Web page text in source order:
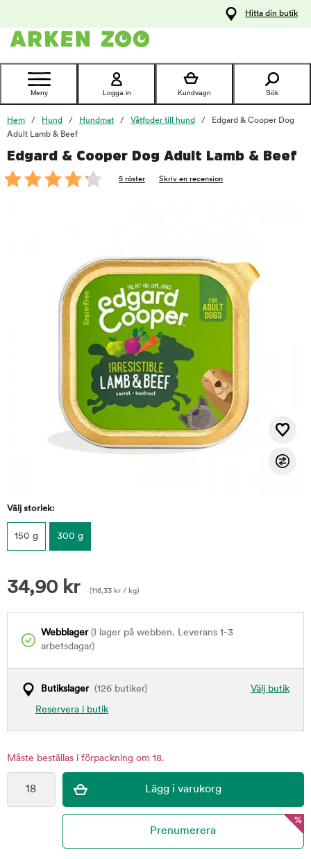
Kontakta
Hitta din butik
Meny Logga in Kundvagn Sök
Hem Hund Hundmat Våtfoder till hund
Edgard & Cooper Dog
Adult Lamb & Beef
Edgard & Cooper Dog Adult Lamb & Beef
5 röster Skriv en recension
Välj storlek:
150 g 300 g
34,90 kr (116,33 kr / kg)
Webblager(I lager på webben. Leverans 1-3
arbetsdagar)
Välj butik
Butikslager(126 butiker)
Reservera i butik
Måste beställas i förpackning om 18.
foo
%